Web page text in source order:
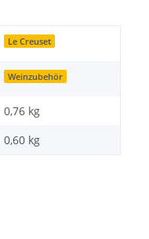
Le Creuset
Weinzubehör
0,76 kg
0,60 kg